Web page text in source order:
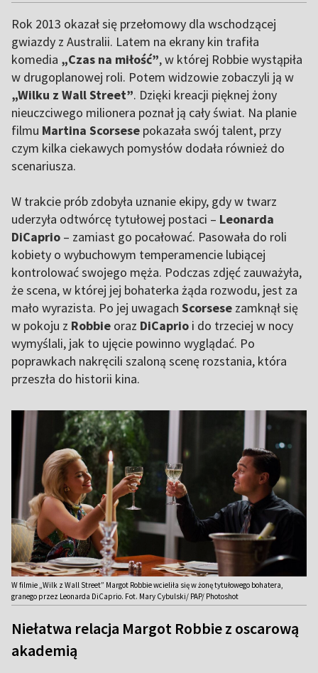
Rok 2013 okazał się przełomowy dla wschodzącej
gwiazdy z Australii. Latem na ekrany kin trafiła
komedia „Czas na miłość”, w której Robbie wystąpiła
w drugoplanowej roli. Potem widzowie zobaczyli ją w
„Wilku z Wall Street”. Dzięki kreacji pięknej żony
nieuczciwego milionera poznał ją cały świat. Na planie
filmu Martina Scorsese pokazała swój talent, przy
czym kilka ciekawych pomysłów dodała również do
scenariusza.
W trakcie prób zdobyła uznanie ekipy, gdy w twarz
uderzyła odtwórcę tytułowej postaci – Leonarda
DiCaprio – zamiast go pocałować. Pasowała do roli
kobiety o wybuchowym temperamencie lubiącej
kontrolować swojego męża. Podczas zdjęć zauważyła,
że scena, w której jej bohaterka żąda rozwodu, jest za
mało wyrazista. Po jej uwagach Scorsese zamknął się
w pokoju z Robbie oraz DiCaprio i do trzeciej w nocy
wymyślali, jak to ujęcie powinno wyglądać. Po
poprawkach nakręcili szaloną scenę rozstania, która
przeszła do historii kina.
W filmie „Wilk z Wall Street” Margot Robbie wcieliła się w żonę tytułowego bohatera,
granego przez Leonarda DiCaprio. Fot. Mary Cybulski/ PAP/ Photoshot
Niełatwa relacja Margot Robbie z oscarową
akademią